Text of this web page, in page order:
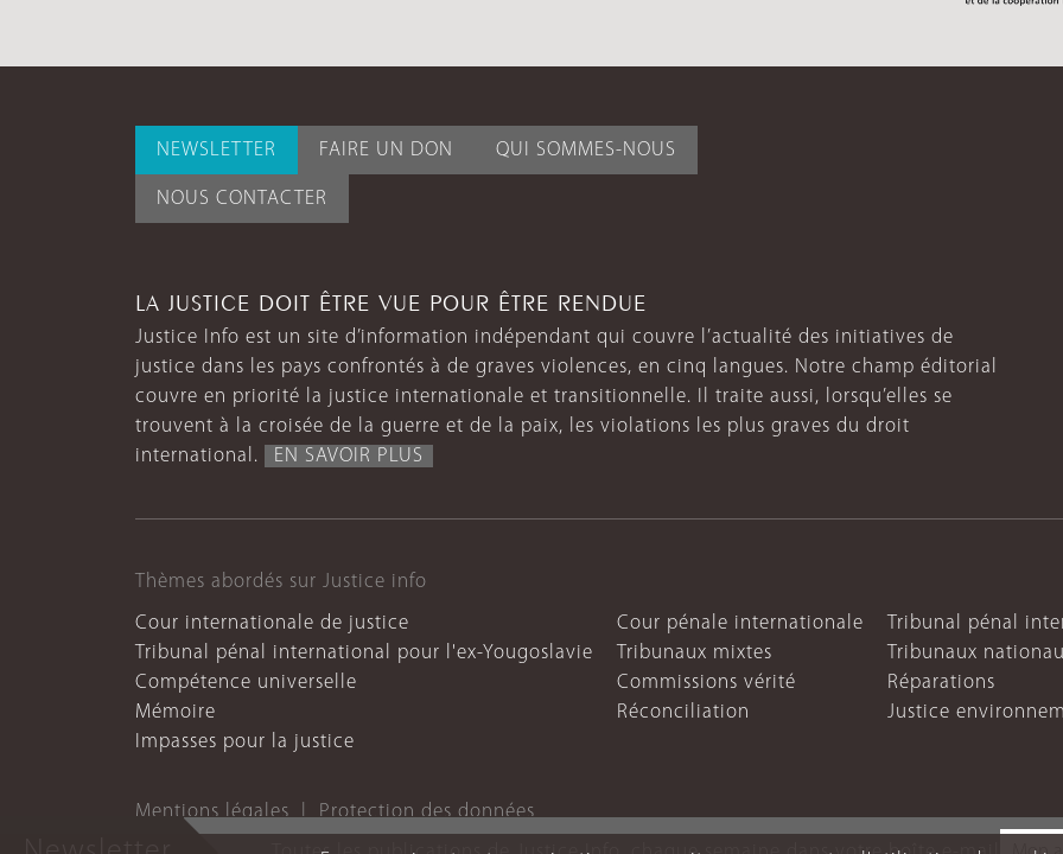
NEWSLETTER FAIRE UN DON QUI SOMMES-NOUS
NOUS CONTACTER
LA JUSTICE DOIT ÊTRE VUE POUR ÊTRE RENDUE
Justice Info est un site d’information indépendant qui couvre l’actualité des initiatives de
justice dans les pays confrontés à de graves violences, en cinq langues. Notre champ éditorial
couvre en priorité la justice internationale et transitionnelle. Il traite aussi, lorsqu’elles se
trouvent à la croisée de la guerre et de la paix, les violations les plus graves du droit
international.
EN SAVOIR PLUS
Thèmes abordés sur Justice info
Cour internationale de justice Cour pénale internationale
Tribunal pénal
Tribunal pénal international pour l'ex-Yougoslavie
Tribunaux mixtes
Tribunaux
Compétence universelle
Commissions vérité
Réparations
Mémoire
Réconciliation
Justice
Impasses pour la justice
Mentions légales Protection des données